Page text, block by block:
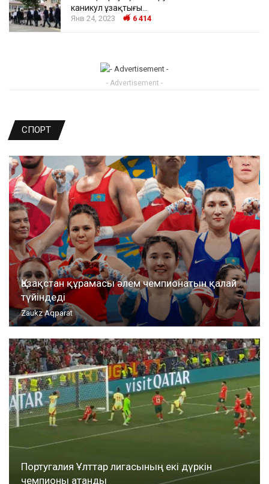
каникул ұзақтығы…
Янв 24, 2023 6 414
- Advertisement -
СПОРТ
Қазақстан құрамасы әлем чемпионатын қалай
түйіндеді
Zaukz Aqparat
Португалия Ұлттар лигасының екі дүркін
чемпионы атанды